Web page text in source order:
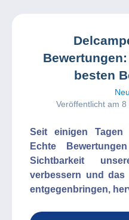
besten
Veröffentlicht am
Seit einigen Tagen
Echte
Sichtbarkeit
verbessern und das
entgegenbringen,